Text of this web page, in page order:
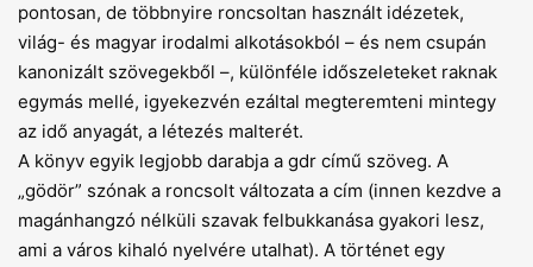
pontosan, de többnyire roncsoltan használt idézetek,
világ- és magyar irodalmi alkotásokból – és nem csupán
kanonizált szövegekből –, különféle időszeleteket raknak
egymás mellé, igyekezvén ezáltal megteremteni mintegy
az idő anyagát, a létezés malterét.
A könyv egyik legjobb darabja a gdr című szöveg. A
„gödör” szónak a roncsolt változata a cím (innen kezdve a
magánhangzó nélküli szavak felbukkanása gyakori lesz,
ami a város kihaló nyelvére utalhat). A történet egy